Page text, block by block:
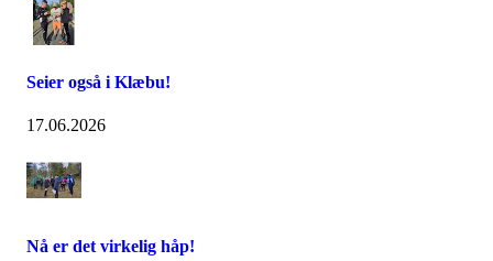
Seier også i Klæbu!
17.06.2026
Nå er det virkelig håp!